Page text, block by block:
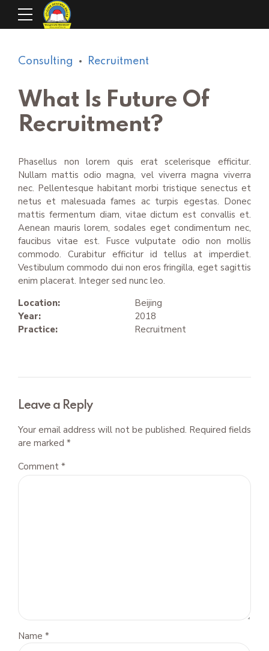
Consulting Recruitment
What Is Future Of
Recruitment?
Phasellus non lorem quis erat scelerisque efficitur.
Nullam mattis odio magna, vel viverra magna viverra
nec. Pellentesque habitant morbi tristique senectus et
netus et malesuada fames ac turpis egestas. Donec
mattis fermentum diam, vitae dictum est convallis et.
Aenean mauris lorem, sodales eget condimentum nec,
faucibus vitae est. Fusce vulputate odio non mollis
commodo. Curabitur efficitur id tellus at imperdiet.
Vestibulum commodo dui non eros fringilla, eget sagittis
enim placerat. Integer sed nunc leo.
Location:
Beijing
Year:
2018
Practice:
Recruitment
Leave a Reply
Your email address will not be published. Required fields
are marked *
Comment *
Name *